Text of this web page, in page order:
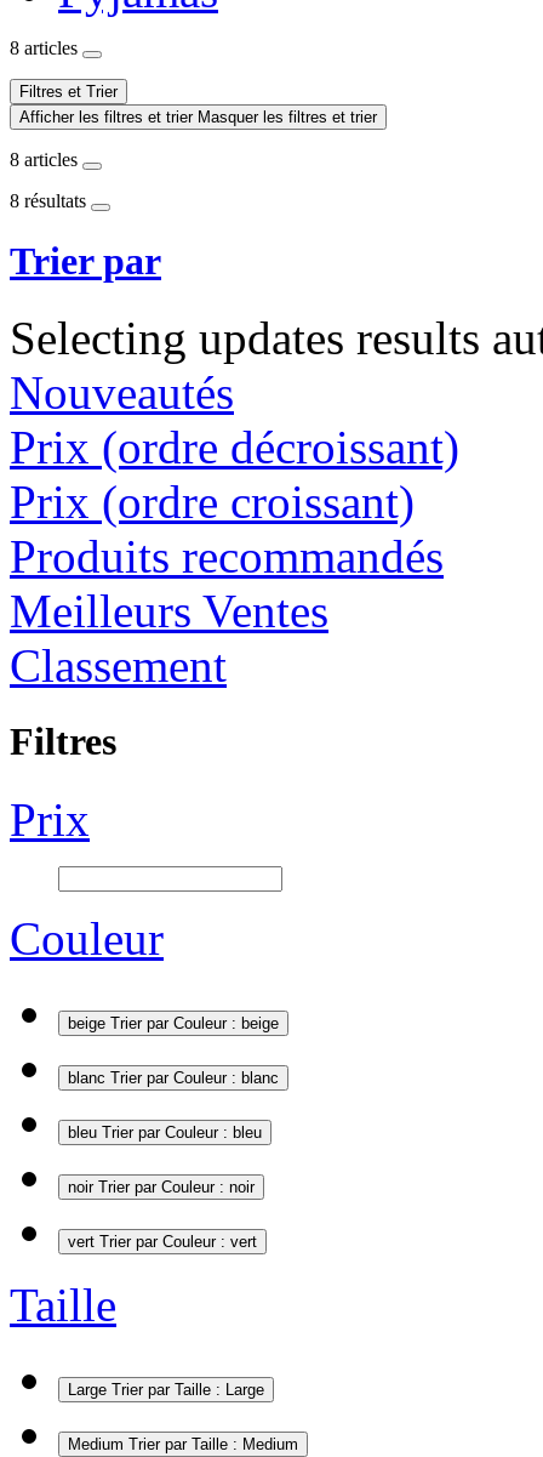
8 articles
Filtres et Trier
Afficher les filtres et trier Masquer les filtres et trier
8 articles
8 résultats
Trier par
Selecting updates results
Nouveautés
Prix (ordre décroissant)
Prix (ordre croissant)
Produits recommandés
Meilleurs Ventes
Classement
Filtres
Prix
Couleur
beige Trier par Couleur : beige
blanc Trier par Couleur : blanc
bleu Trier par Couleur : bleu
noir Trier par Couleur : noir
vert Trier par Couleur : vert
Taille
Large Trier par Taille : Large
Medium Trier par Taille : Medium